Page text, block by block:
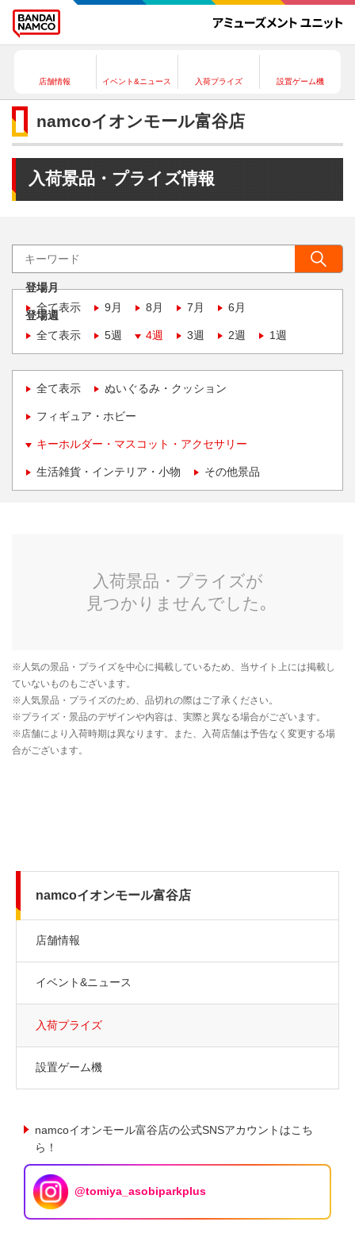
店舗情報 イベント&ニュース 入荷プライズ 設置ゲーム機
namcoイオンモール富谷店
入荷景品・プライズ情報
登場月
全て表示
9月 8月 7月 6月
登場週
全て表示
5週 4週 3週 2週 1週
全て表示 ぬいぐるみ・クッション
フィギュア・ホビー
キーホルダー・マスコット・アクセサリー
生活雑貨・インテリア・小物 その他景品
namcoイオンモール富谷店
店舗情報
イベント&ニュース
入荷プライズ
設置ゲーム機
namcoイオンモール富谷店の公式SNSアカウントはこち
ら！
@tomiya_asobiparkplus